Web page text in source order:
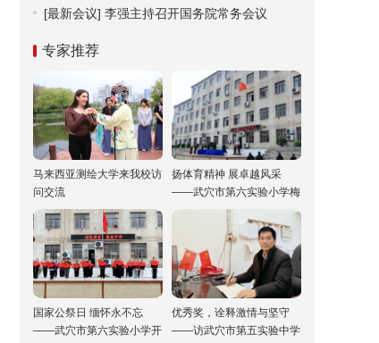
[最新会议] 李强主持召开国务院常务会议
专家推荐
马来西亚测绘大学来我校访
问交流
扬体育精神 展卓越风采
——武穴市第六实验小学梅
川校区冬运会“嗨”翻校园！
国家公祭日 缅怀永不忘
——武穴市第六实验小学开
优秀奖，诠释激情与坚守
——访武穴市第五实验中学